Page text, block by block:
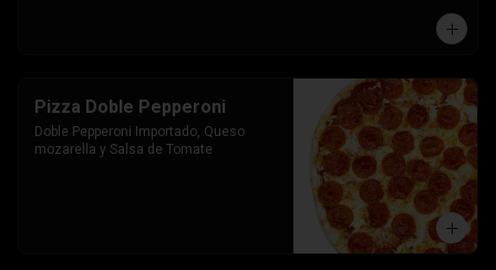
Pizza Doble Pepperoni
Doble Pepperoni Importado, Queso
mozarella y Salsa de Tomate